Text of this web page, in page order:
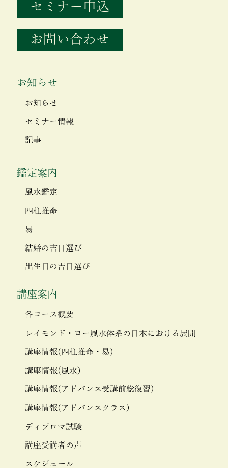
セミナー申込
お問い合わせ
お知らせ
お知らせ
セミナー情報
記事
鑑定案内
風水鑑定
四柱推命
易
結婚の吉日選び
出生日の吉日選び
講座案内
各コース概要
レイモンド・ロー風水体系の日本における展開
講座情報(四柱推命・易)
講座情報(風水)
講座情報(アドバンス受講前総復習)
講座情報(アドバンスクラス)
ディプロマ試験
講座受講者の声
スケジュール